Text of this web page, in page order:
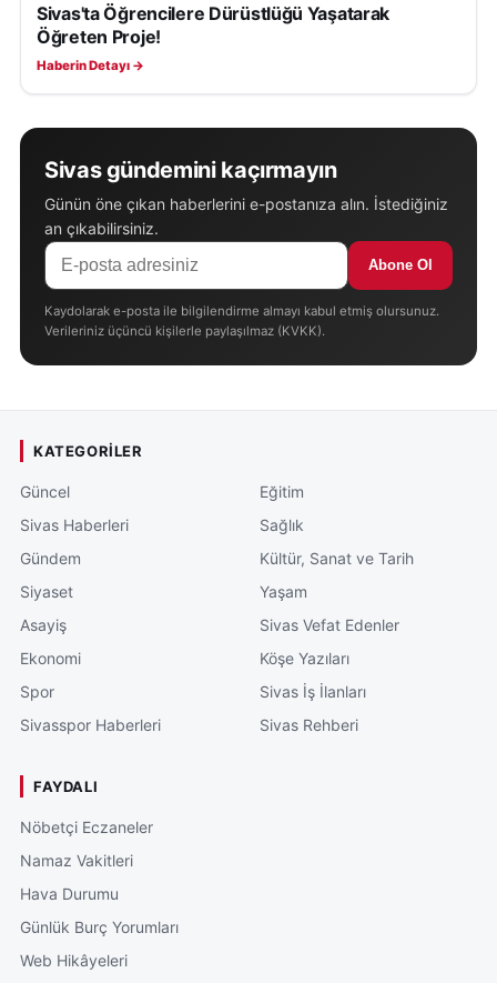
EĞITIM
Sivas'ta Öğrencilere Dürüstlüğü Yaşatarak
Öğreten Proje!
Haberin Detayı →
Sivas gündemini kaçırmayın
Günün öne çıkan haberlerini e-postanıza alın. İstediğiniz
an çıkabilirsiniz.
Abone Ol
Kaydolarak e-posta ile bilgilendirme almayı kabul etmiş olursunuz.
Verileriniz üçüncü kişilerle paylaşılmaz (KVKK).
KATEGORILER
Güncel
Sivas Haberleri
Gündem
Siyaset
Asayiş
Ekonomi
Spor
Sivasspor Haberleri
Eğitim
Sağlık
Kültür, Sanat ve Tarih
Yaşam
Sivas Vefat Edenler
Köşe Yazıları
Sivas İş İlanları
Sivas Rehberi
FAYDALI
Nöbetçi Eczaneler
Namaz Vakitleri
Hava Durumu
Günlük Burç Yorumları
Web Hikâyeleri